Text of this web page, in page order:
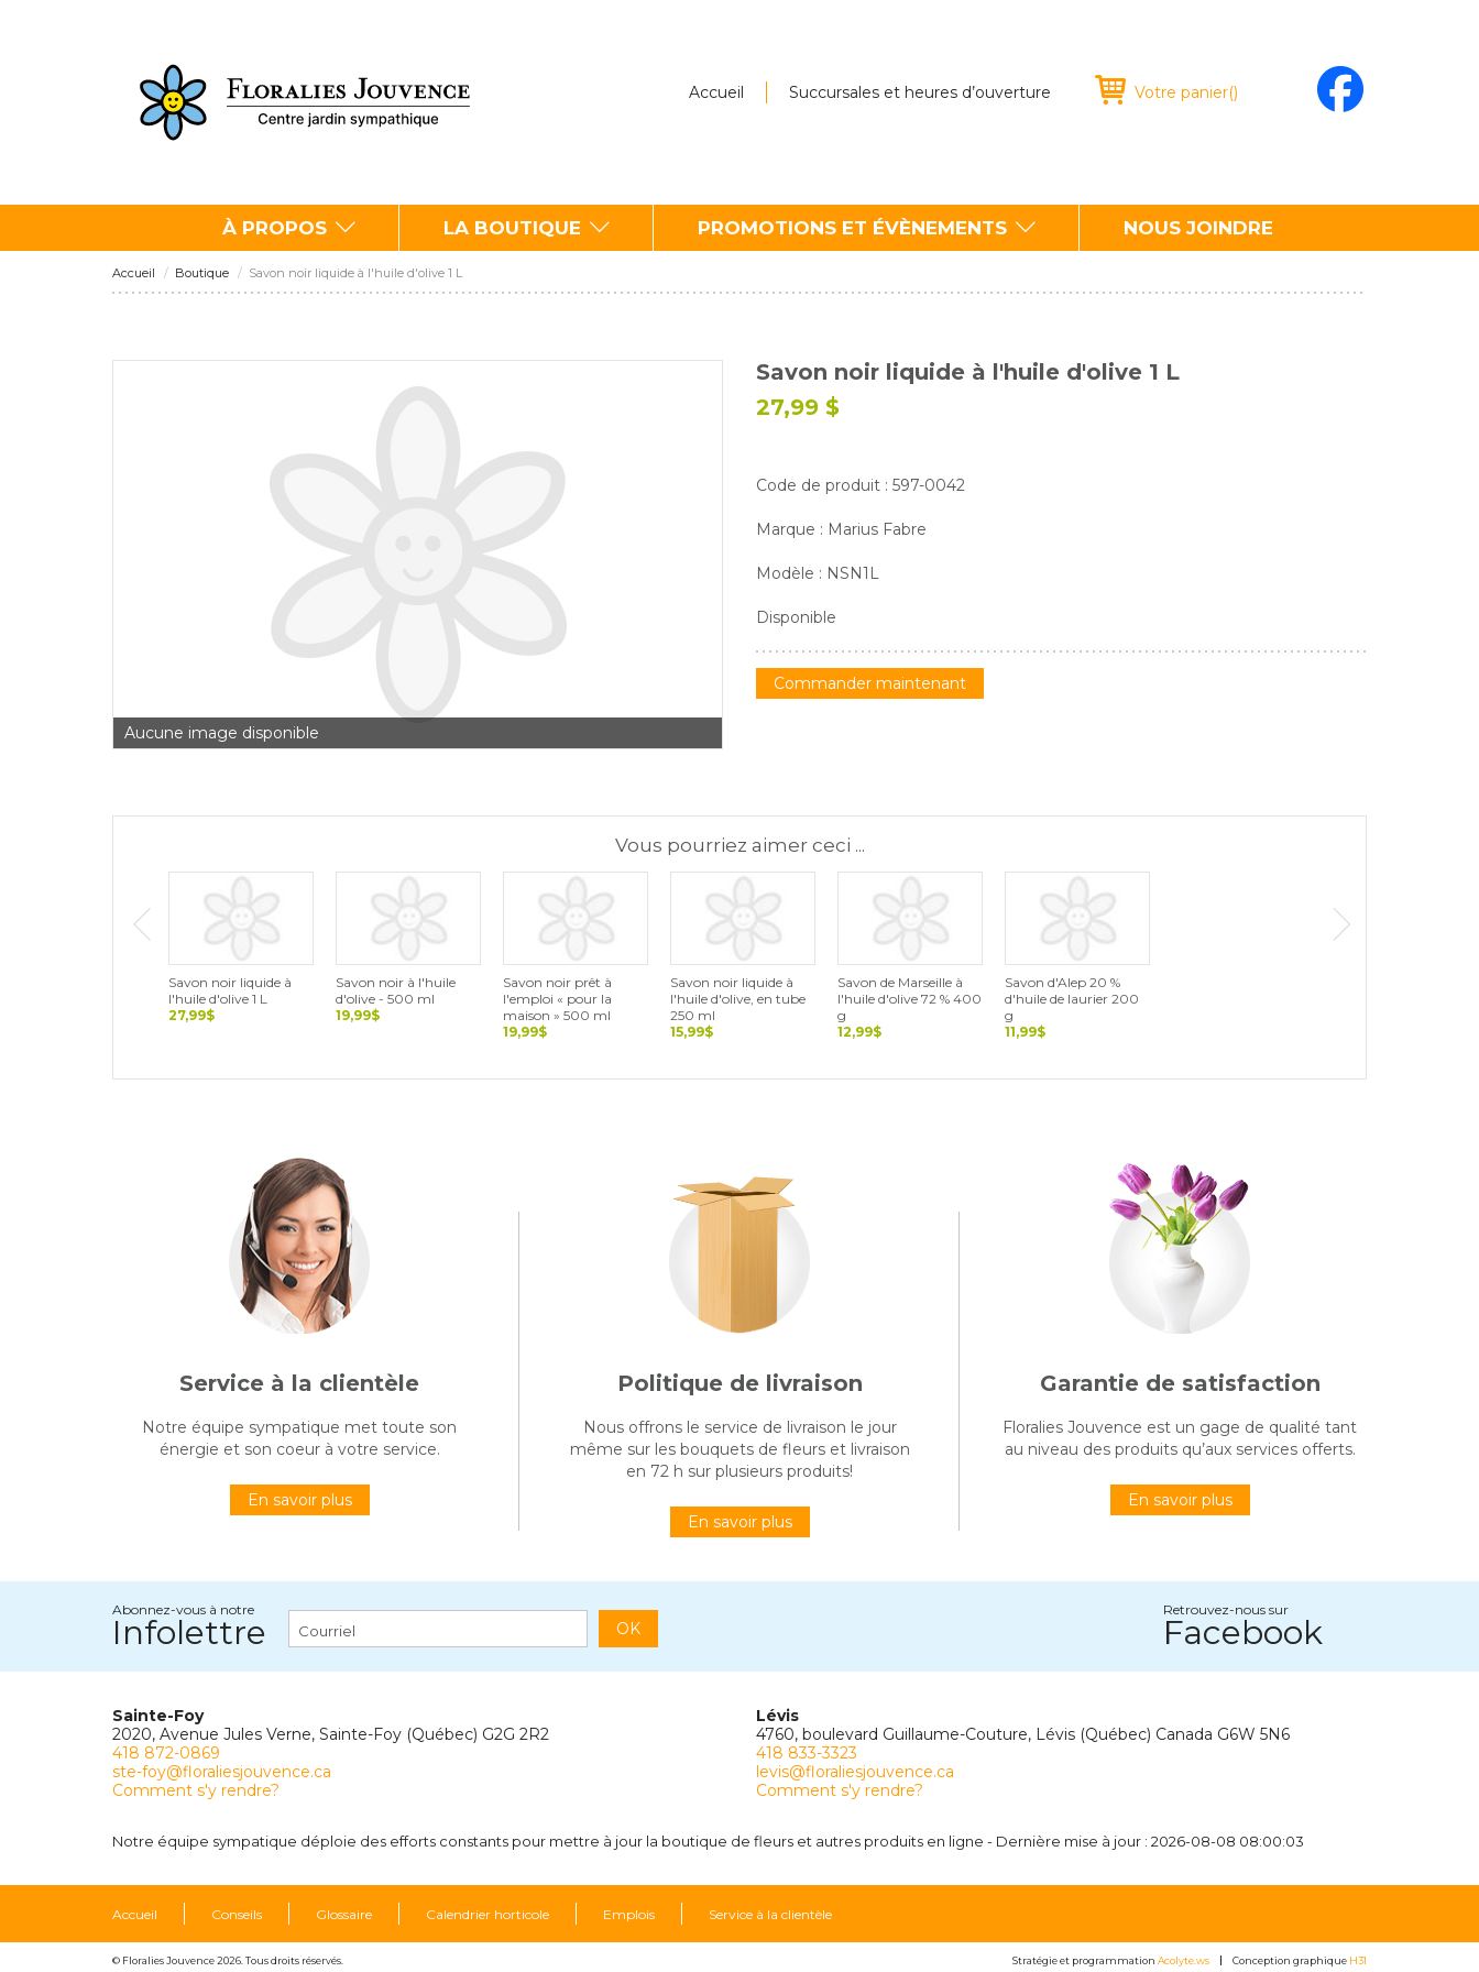
Accueil Succursales et heures d’ouverture Votre panier()
À PROPOS LA BOUTIQUE PROMOTIONS ET ÉVÈNEMENTS NOUS JOINDRE
Accueil Boutique Savon noir liquide à l'huile d'olive 1 L
Aucune image disponible
Savon noir liquide à l'huile d'olive 1 L
27,99 $
Code de produit : 597-0042
Marque : Marius Fabre
Modèle : NSN1L
Disponible
Commander maintenant
Vous pourriez aimer ceci ...
Savon noir liquide à
l'huile d'olive 1 L
27,99$
Savon noir à l'huile
d'olive - 500 ml
19,99$
Savon noir prêt à
l'emploi « pour la
maison » 500 ml
19,99$
Savon noir liquide à
l'huile d'olive, en tube
250 ml
15,99$
Savon de Marseille à
l'huile d'olive 72 % 400
g
12,99$
Savon d'Alep 20 %
d'huile de laurier 200
g
11,99$
Service à la clientèle
Notre équipe sympatique met toute son
énergie et son coeur à votre service.
En savoir plus
Politique de livraison
Nous offrons le service de livraison le jour
même sur les bouquets de fleurs et livraison
en 72 h sur plusieurs produits!
En savoir plus
Garantie de satisfaction
Floralies Jouvence est un gage de qualité tant
au niveau des produits qu’aux services offerts.
En savoir plus
Abonnez-vous à notre
Infolettre OK
Retrouvez-nous sur
Facebook
Sainte-Foy
2020, Avenue Jules Verne, Sainte-Foy (Québec) G2G 2R2
418 872-0869
ste-foy@floraliesjouvence.ca
Comment s'y rendre?
Lévis
4760, boulevard Guillaume-Couture, Lévis (Québec) Canada G6W 5N6
418 833-3323
levis@floraliesjouvence.ca
Comment s'y rendre?
Notre équipe sympatique déploie des efforts constants pour mettre à jour la boutique de fleurs et autres produits en ligne - Dernière mise à jour : 2026-08-08 08:00:03
Accueil Conseils Glossaire Calendrier horticole Emplois Service à la clientèle
© Floralies Jouvence 2026. Tous droits réservés. Stratégie et programmation Acolyte.ws Conception graphique H31